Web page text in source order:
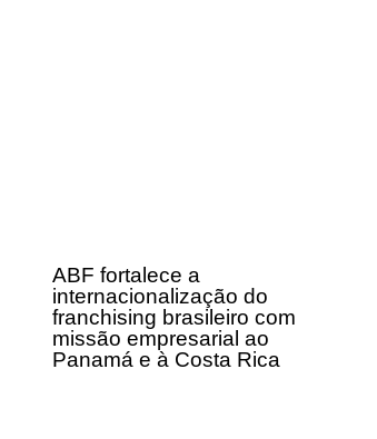
ABF fortalece a
internacionalização do
franchising brasileiro com
missão empresarial ao
Panamá e à Costa Rica